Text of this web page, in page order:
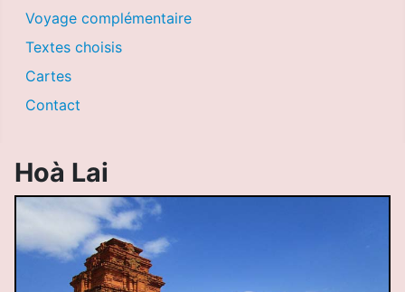
Voyage complémentaire
Textes choisis
Cartes
Contact
Hoà Lai